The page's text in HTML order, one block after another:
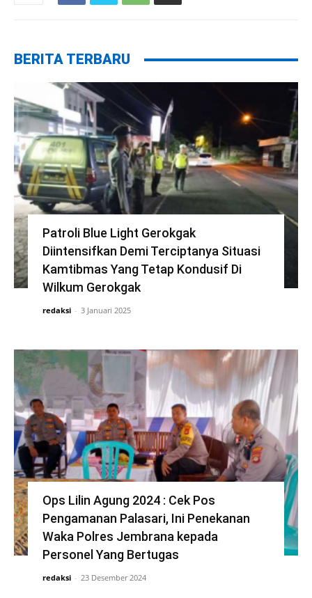
BERITA TERBARU
Patroli Blue Light Gerokgak
Diintensifkan Demi Terciptanya Situasi
Kamtibmas Yang Tetap Kondusif Di
Wilkum Gerokgak
redaksi - 3 Januari 2025
Ops Lilin Agung 2024 : Cek Pos
Pengamanan Palasari, Ini Penekanan
Waka Polres Jembrana kepada
Personel Yang Bertugas
redaksi - 23 Desember 2024